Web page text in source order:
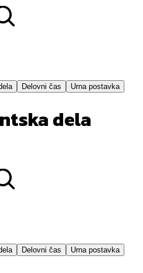
Delovni čas Urna postavka
dela
Delovni čas Urna postavka